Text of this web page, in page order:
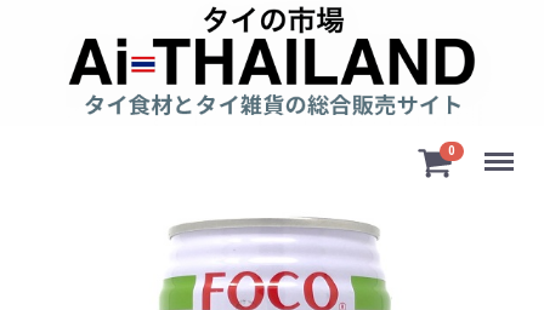
0 Menu